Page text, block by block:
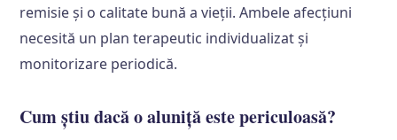
remisie și o calitate bună a vieții. Ambele afecțiuni
necesită un plan terapeutic individualizat și
monitorizare periodică.
Cum știu dacă o aluniță este periculoasă?